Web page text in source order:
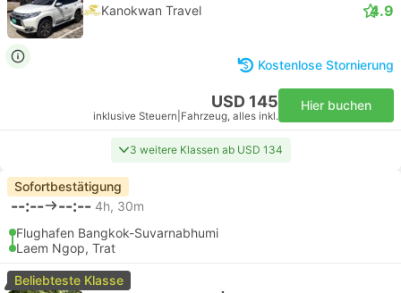
Kanokwan Travel 4.9
Kostenlose Stornierung
USD 145
inklusive Steuern Fahrzeug, alles inkl.
Hier buchen
3 weitere Klassen ab USD 134
Sofortbestätigung
--:-- --:-- 4h, 30m
Flughafen Bangkok-Suvarnabhumi
Laem Ngop, Trat
Beliebteste Klasse